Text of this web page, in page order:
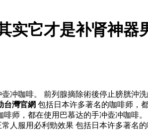
实它才是补肾神器
冲咖啡。 前列腺摘除術後停止膀胱沖
台灣官網 包括日本许多著名的咖啡师，
师，都在使用巴慕达的手冲壶冲咖啡。
人服用必利勁效果 包括日本许多著名